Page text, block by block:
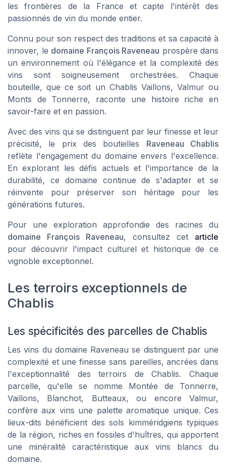
les frontières de la France et capte l'intérêt des
passionnés de vin du monde entier.
Connu pour son respect des traditions et sa capacité à
innover, le domaine François Raveneau prospère dans
un environnement où l'élégance et la complexité des
vins sont soigneusement orchestrées. Chaque
bouteille, que ce soit un Chablis Vaillons, Valmurou
Monts de Tonnerre, raconte une histoire riche en
savoir-faire et en passion.
Avec des vins qui se distinguent par leur finesse et leur
précisité, le prix des bouteilles Raveneau Chablis
reflète l'engagement du domaine envers l'excellence.
En explorant les défis actuels et l'importance de la
durabilité, ce domaine continue de s'adapter et se
réinvente pour préserver son héritage pour les
générations futures.
Pour une exploration approfondie des racines du
domaine François Raveneau, consultez cet article
pour découvrir l'impact culturel et historique de ce
vignoble exceptionnel.
Les terroirs exceptionnels de
Chablis
Les spécificités des parcelles de Chablis
Les vins du domaine Raveneau se distinguent par une
complexité et une finesse sans pareilles, ancrées dans
l'exceptionnalité des terroirs de Chablis. Chaque
parcelle, qu'elle se nomme Montée de Tonnerre,
Vaillons, Blanchot, Butteaux, ou encore Valmur,
confère aux vins une palette aromatique unique. Ces
lieux-dits bénéficient des sols kimméridgiens typiques
de la région, riches en fossiles d'huîtres, qui apportent
une minéralité caractéristique aux vins blancs du
domaine.